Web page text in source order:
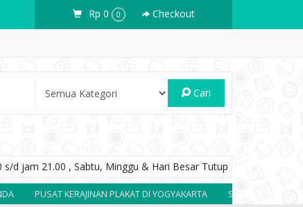
Rp 0 0 Checkout
Cari
s/d jam 21.00 , Sabtu, Minggu & Hari Besar Tutup
PUSAT KERAJINAN PLAKAT DI YOGYAKARTA SOUVENIR